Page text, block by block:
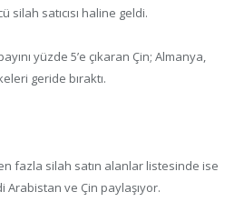
silah satıcısı haline geldi.
yüzde 5’e çıkaran Çin; Almanya,
geride bıraktı.
fazla silah satın alanlar listesinde ise
Arabistan ve Çin paylaşıyor.